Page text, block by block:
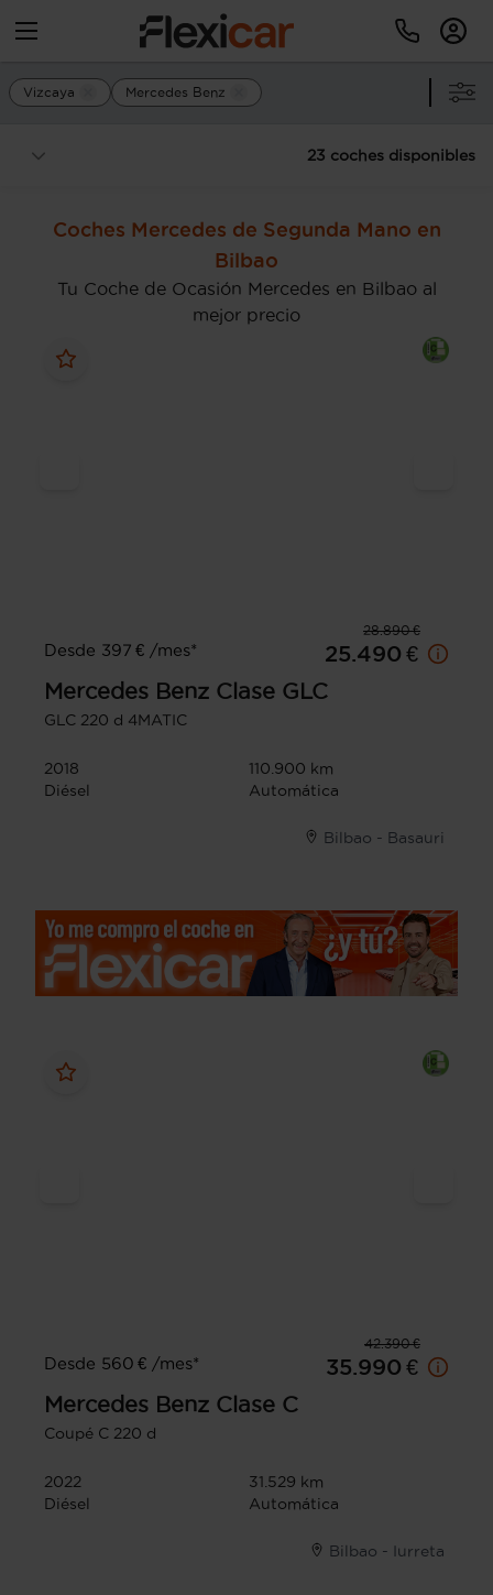
Vizcaya Mercedes Benz
23 coches disponibles
Coches Mercedes de Segunda Mano en
Bilbao
Tu Coche de Ocasión Mercedes en Bilbao al
mejor precio
28.890 €
Desde 397 € /mes*
25.490 €
Mercedes Benz Clase GLC
GLC 220 d 4MATIC
2018
110.900 km
Diésel
Automática
Bilbao - Basauri
42.390 €
Desde 560 € /mes*
35.990 €
Mercedes Benz Clase C
Coupé C 220 d
2022
31.529 km
Diésel
Automática
Bilbao - Iurreta